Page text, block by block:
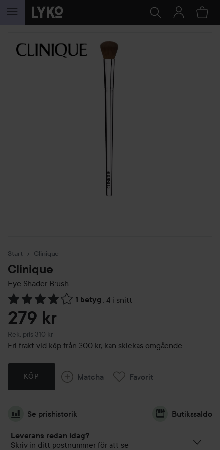
HOPPA TILL INNEHÅLLET
Start Clinique
Clinique
Eye Shader Brush
1 betyg , 4 i snitt
Hoppa till Betyg & kommentarer
279 kr
Rek. pris 310 kr
Rekommenderat pris 310 kr
Fri frakt vid köp från 300 kr, kan skickas omgående
KÖP Matcha Favorit
Se prishistorik Butikssaldo
Leverans redan idag?
Skriv in ditt postnummer för att se